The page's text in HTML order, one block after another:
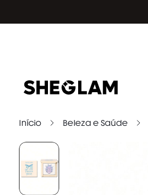
Início Beleza e Saúde